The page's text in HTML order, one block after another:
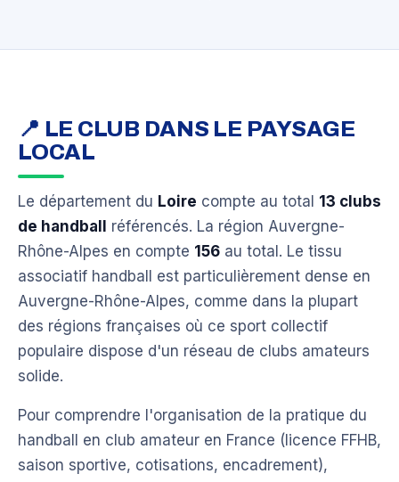
📍 LE CLUB DANS LE PAYSAGE
LOCAL
Le département du Loire compte au total 13 clubs
de handball
référencés. La région Auvergne-
Rhône-Alpes en compte 156 au total. Le tissu
associatif handball est particulièrement dense en
Auvergne-Rhône-Alpes, comme dans la plupart
des régions françaises où ce sport collectif
populaire dispose d'un réseau de clubs amateurs
solide.
Pour comprendre l'organisation de la pratique du
handball en club amateur en France (licence FFHB,
saison sportive, cotisations, encadrement),